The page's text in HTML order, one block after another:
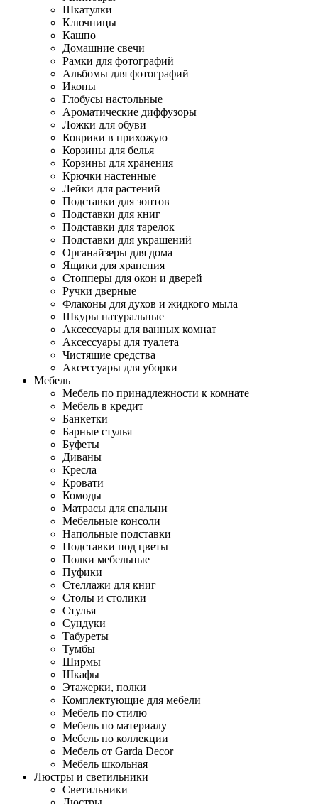
Шкатулки
Ключницы
Кашпо
Домашние свечи
Рамки для фотографий
Альбомы для фотографий
Иконы
Глобусы настольные
Ароматические диффузоры
Ложки для обуви
Коврики в прихожую
Корзины для белья
Корзины для хранения
Крючки настенные
Лейки для растений
Подставки для зонтов
Подставки для книг
Подставки для тарелок
Подставки для украшений
Органайзеры для дома
Ящики для хранения
Стопперы для окон и дверей
Ручки дверные
Флаконы для духов и жидкого мыла
Шкуры натуральные
Аксессуары для ванных комнат
Аксессуары для туалета
Чистящие средства
Аксессуары для уборки
Мебель
Мебель по принадлежности к комнате
Мебель в кредит
Банкетки
Барные стулья
Буфеты
Диваны
Кресла
Кровати
Комоды
Матрасы для спальни
Мебельные консоли
Напольные подставки
Подставки под цветы
Полки мебельные
Пуфики
Стеллажи для книг
Столы и столики
Стулья
Сундуки
Табуреты
Тумбы
Ширмы
Шкафы
Этажерки, полки
Комплектующие для мебели
Мебель по стилю
Мебель по материалу
Мебель по коллекции
Мебель от Garda Decor
Мебель школьная
Люстры и светильники
Светильники